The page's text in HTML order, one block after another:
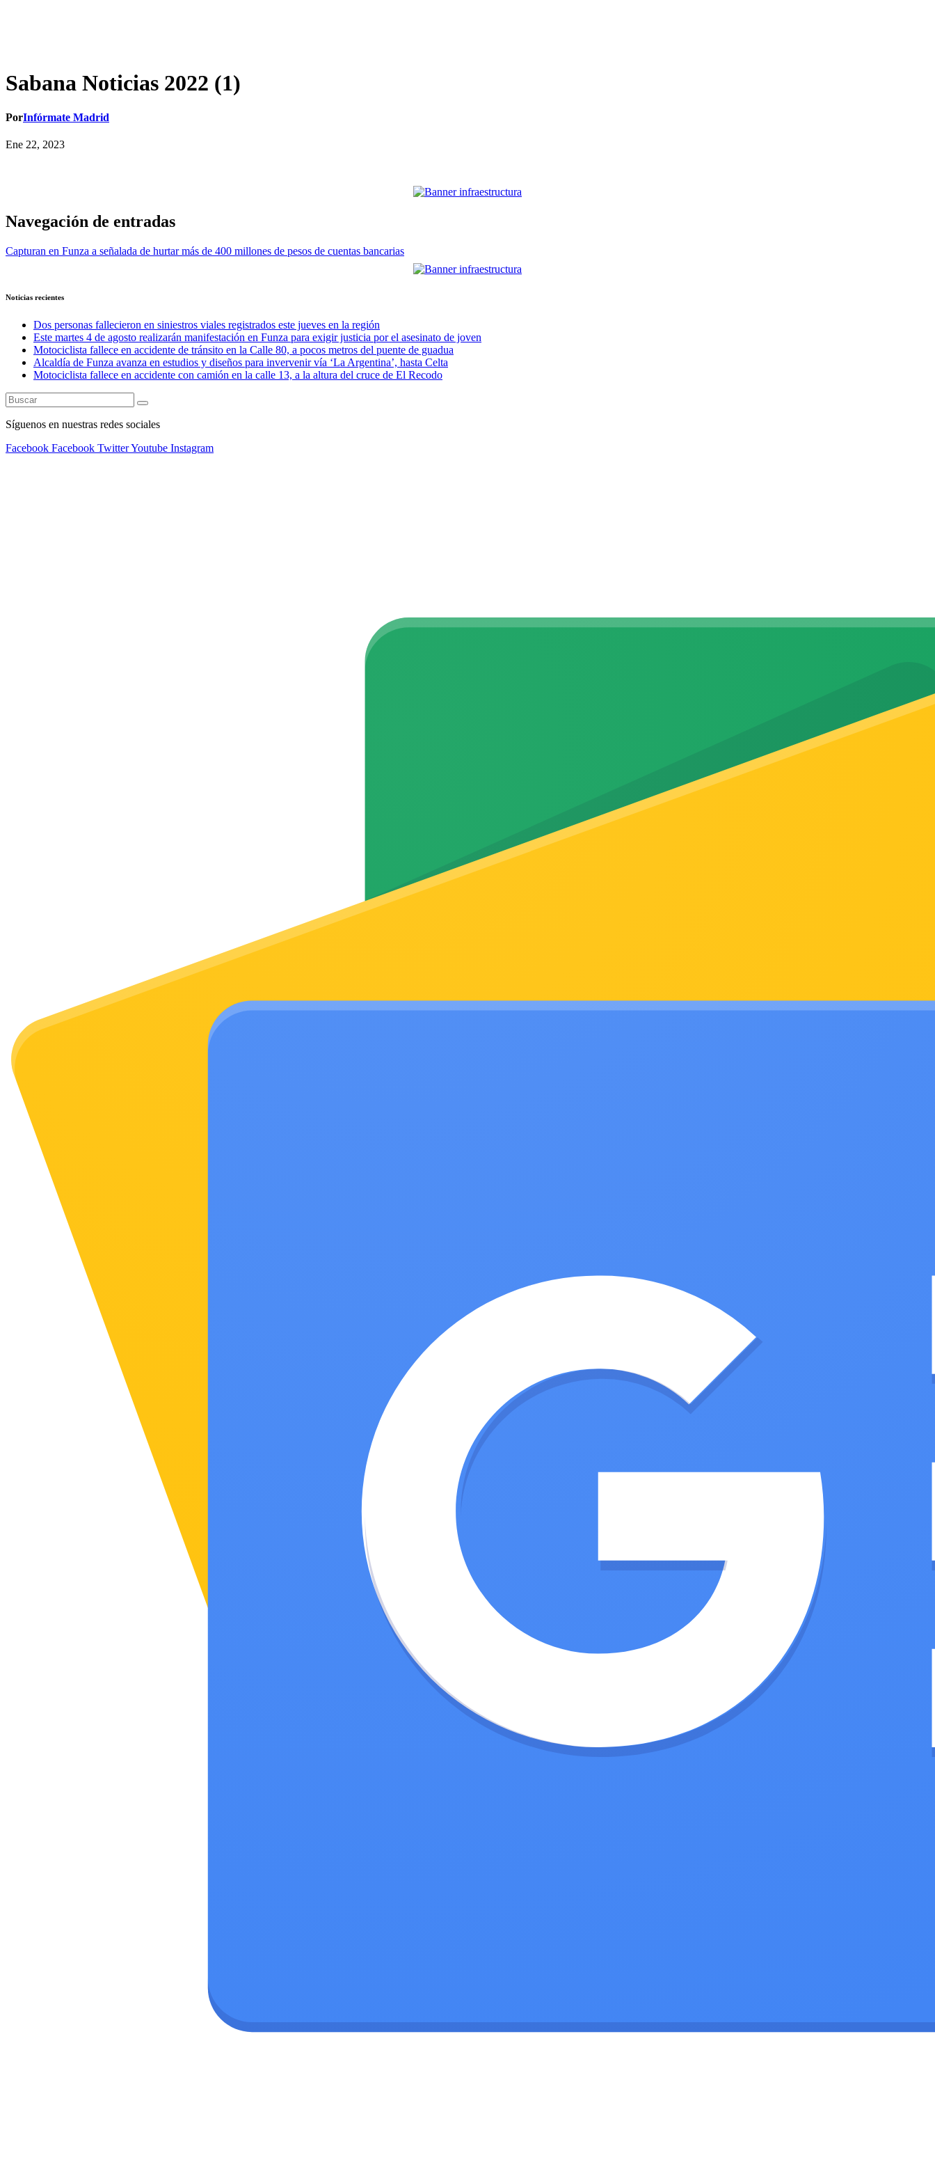
Sabana Noticias 2022 (1)
PorInfórmate Madrid
Ene 22, 2023
Navegación de entradas
Capturan en Funza a señalada de hurtar más de 400 millones de pesos de cuentas bancarias
Noticias recientes
Dos personas fallecieron en siniestros viales registrados este jueves en la región
Este martes 4 de agosto realizarán manifestación en Funza para exigir justicia por el asesinato de joven
Motociclista fallece en accidente de tránsito en la Calle 80, a pocos metros del puente de guadua
Alcaldía de Funza avanza en estudios y diseños para invervenir vía ‘La Argentina’, hasta Celta
Motociclista fallece en accidente con camión en la calle 13, a la altura del cruce de El Recodo
Síguenos en nuestras redes sociales
Facebook Facebook TwitterYoutube Instagram